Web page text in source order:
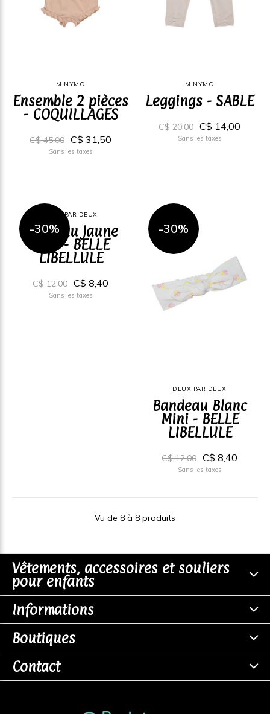
MINYMO
Ensemble 2 pièces
- COQUILLAGES
C$ 45,00 C$ 31,50
Sans les taxes
MINYMO
Leggings - SABLE
C$ 20,00 C$ 14,00
Sans les taxes
-30%
DEUX PAR DEUX
Bandeau Jaune
Mini - BELLE
LIBELLULE
C$ 12,00 C$ 8,40
Sans les taxes
-30%
DEUX PAR DEUX
Bandeau Blanc
Mini - BELLE
LIBELLULE
C$ 12,00 C$ 8,40
Sans les taxes
Vu de 8 à 8 produits
Vêtements, accessoires et souliers
pour enfants
Informations
Boutiques
Contact